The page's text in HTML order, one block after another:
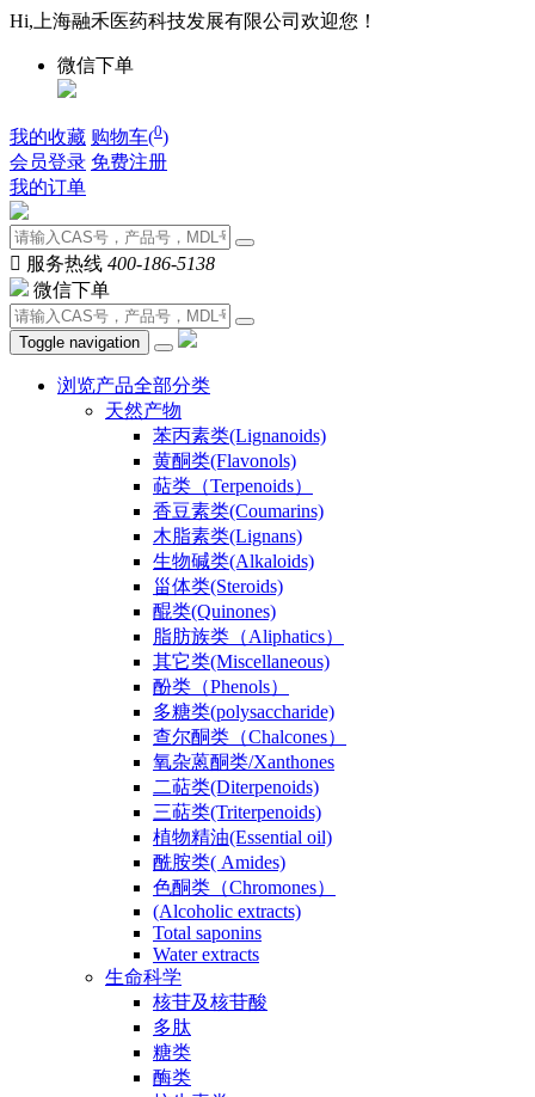
Hi,上海融禾医药科技发展有限公司欢迎您！
微信下单
我的收藏 购物车(0)
会员登录 免费注册
我的订单
 服务热线 400-186-5138
微信下单
Toggle navigation
浏览产品全部分类
天然产物
苯丙素类(Lignanoids)
黄酮类(Flavonols)
萜类（Terpenoids）
香豆素类(Coumarins)
木脂素类(Lignans)
生物碱类(Alkaloids)
甾体类(Steroids)
醌类(Quinones)
脂肪族类（Aliphatics）
其它类(Miscellaneous)
酚类（Phenols）
多糖类(polysaccharide)
查尔酮类（Chalcones）
氧杂蒽酮类/Xanthones
二萜类(Diterpenoids)
三萜类(Triterpenoids)
植物精油(Essential oil)
酰胺类( Amides)
色酮类（Chromones）
(Alcoholic extracts)
Total saponins
Water extracts
生命科学
核苷及核苷酸
多肽
糖类
酶类